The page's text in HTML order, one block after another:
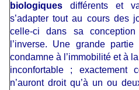
biologiques différents et
s’adapter tout au cours des
celle-ci dans sa
l’inverse. Une grande
condamne à l’immobilité et à
inconfortable ; exactement
n’auront droit qu’à un ou